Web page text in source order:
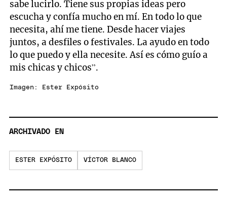
sabe lucirlo. Tiene sus propias ideas pero
escucha y confía mucho en mí. En todo lo que
necesita, ahí me tiene. Desde hacer viajes
juntos, a desfiles o festivales. La ayudo en todo
lo que puedo y ella necesite. Así es cómo guío a
mis chicas y chicos”.
Imagen: Ester Expósito
ARCHIVADO EN
ESTER EXPÓSITO VÍCTOR BLANCO